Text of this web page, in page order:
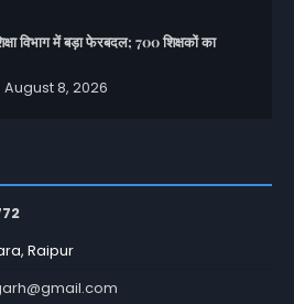
विभाग में बड़ा फेरबदल; 700 शिक्षकों का
August 8, 2026
Raipur